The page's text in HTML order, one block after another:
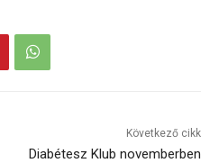
Következő cikk
Diabétesz Klub novemberben